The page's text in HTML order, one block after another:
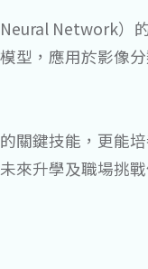
Network）
型，應用於影像
關鍵技能，更能
來升學及職場挑戰